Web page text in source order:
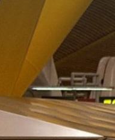
par ce service
telles que des
des climatiseurs,
des
technique de
System).
Aérea,